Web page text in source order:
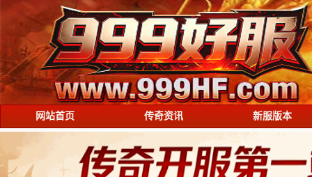
网站首页 传奇资讯 新服版本